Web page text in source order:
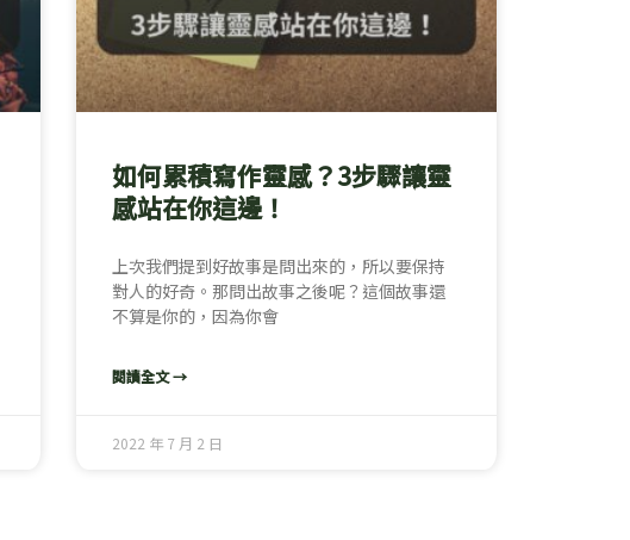
如何累積寫作靈感？3步驟讓靈
感站在你這邊！
上次我們提到好故事是問出來的，所以要保持
對人的好奇。那問出故事之後呢？這個故事還
不算是你的，因為你會
閱讀全文 →
2022 年 7 月 2 日